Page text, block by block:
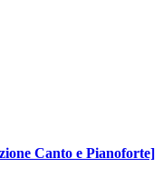
Canto e Pianoforte]